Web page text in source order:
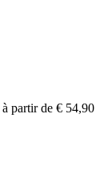
à partir de € 54,90